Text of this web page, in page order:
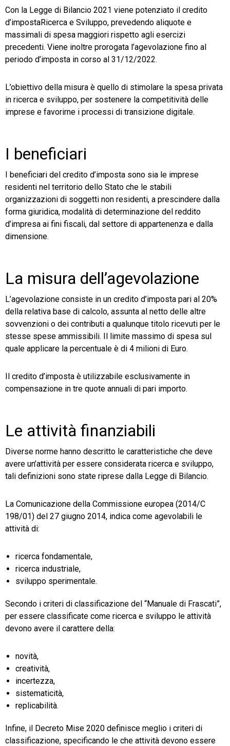
Con la Legge di Bilancio 2021 viene potenziato il credito
d’impostaRicerca e Sviluppo, prevedendo aliquote e
massimali di spesa maggiori rispetto agli esercizi
precedenti. Viene inoltre prorogata l’agevolazione fino al
periodo d’imposta in corso al 31/12/2022.
L’obiettivo della misura è quello di stimolare la spesa privata
in ricerca e sviluppo, per sostenere la competitività delle
imprese e favorirne i processi di transizione digitale.
I beneficiari
I beneficiari del credito d’imposta sono sia le imprese
residenti nel territorio dello Stato che le stabili
organizzazioni di soggetti non residenti, a prescindere dalla
forma giuridica, modalità di determinazione del reddito
d’impresa ai fini fiscali, dal settore di appartenenza e dalla
dimensione.
La misura dell’agevolazione
L’agevolazione consiste in un credito d’imposta pari al 20%
della relativa base di calcolo, assunta al netto delle altre
sovvenzioni o dei contributi a qualunque titolo ricevuti per le
stesse spese ammissibili. Il limite massimo di spesa sul
quale applicare la percentuale è di 4 milioni di Euro.
Il credito d’imposta è utilizzabile esclusivamente in
compensazione in tre quote annuali di pari importo.
Le attività finanziabili
Diverse norme hanno descritto le caratteristiche che deve
avere un’attività per essere considerata ricerca e sviluppo,
tali definizioni sono state riprese dalla Legge di Bilancio.
La Comunicazione della Commissione europea (2014/C
198/01) del 27 giugno 2014, indica come agevolabili le
attività di:
ricerca fondamentale,
ricerca industriale,
sviluppo sperimentale.
Secondo i criteri di classificazione del “Manuale di Frascati”,
per essere classificate come ricerca e sviluppo le attività
devono avere il carattere della:
novità,
creatività,
incertezza,
sistematicità,
replicabilità.
Infine, il Decreto Mise 2020 definisce meglio i criteri di
classificazione, specificando le che attività devono essere